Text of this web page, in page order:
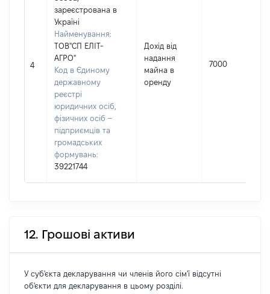
4
зареєстрована в
Україні
Найменування:
ТОВ"СП ЕЛІТ-
АГРО"
Код в Єдиному
державному
реєстрі
юридичних осіб,
фізичних осіб –
підприємців та
громадських
формувань:
39221744
Дохід від
надання
майна в
оренду
7000
12. Грошові активи
У суб'єкта декларування чи членів його сім'ї відсутні
об'єкти для декларування в цьому розділі.